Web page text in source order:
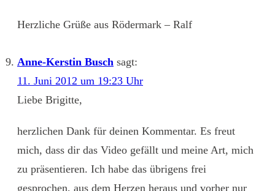
Herzliche Grüße aus Rödermark – Ralf
Anne-Kerstin Busch sagt:
11. Juni 2012 um 19:23 Uhr
Liebe Brigitte,
herzlichen Dank für deinen Kommentar. Es freut
mich, dass dir das Video gefällt und meine Art, mich
zu präsentieren. Ich habe das übrigens frei
gesprochen, aus dem Herzen heraus und vorher nur